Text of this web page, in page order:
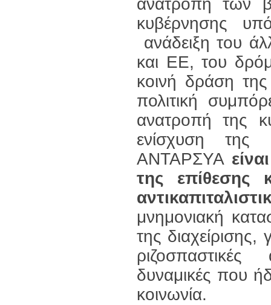
ανατροπή των
κυβέρνησης
ανάδειξη του
και ΕΕ, του
κοινή δράση
πολιτική
ανατροπή της
ενίσχυση της
ΑΝΤΑΡΣΥΑ
της επίθεσης
μνημονιακή
της
ριζοσπαστικές
δυναμικές που
κοινωνία.